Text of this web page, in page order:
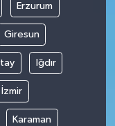
Erzurum
Giresun
Iğdır
İzmir
Karaman